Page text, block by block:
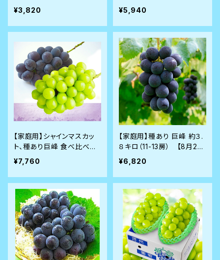
（2-3房）農園化粧箱【9月8
日前後発送】
¥3,820
ロ （5-6房）農園化粧箱【9
月8日前後から発送】
¥5,940
【家庭用】シャインマスカッ
ト、種あり巨峰 食べ比べセ
ット ４キロ （8-10房）農園
化粧箱【9月8日前後発送予
定】
¥7,760
【家庭用】種あり 巨峰 約３.
８キロ（11-13房） 【8月28
日前後から順次発送】
¥6,820